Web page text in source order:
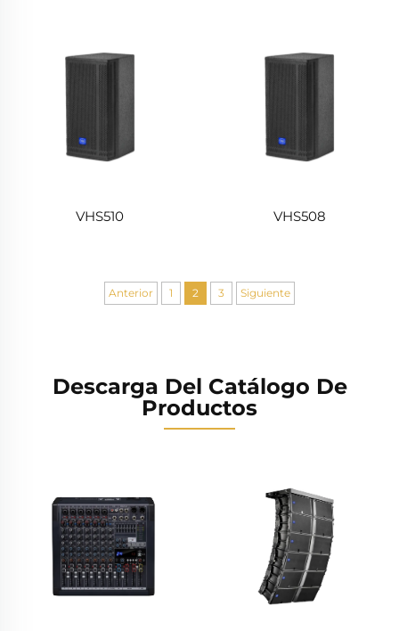
VHS510 VHS508
Anterior 1 2 3 Siguiente
Descarga Del Catálogo De
Productos